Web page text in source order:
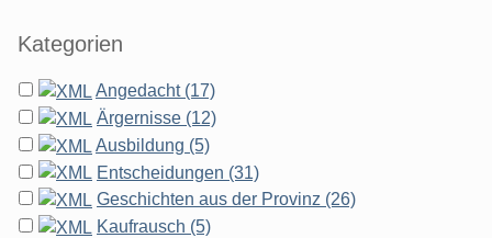
Kategorien
Angedacht (17)
Ärgernisse (12)
Ausbildung (5)
Entscheidungen (31)
Geschichten aus der Provinz (26)
Kaufrausch (5)